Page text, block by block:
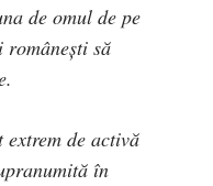
de omul de pe
româneşti să
extrem de activă
în